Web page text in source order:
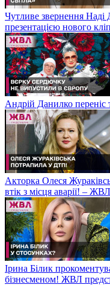
Чутливе звернення Наді
презентацією нового
Андрій Данилко
Акторка Олеся
втік з місця аварії! –
Ірина Білик
бізнесменом! ЖВЛ